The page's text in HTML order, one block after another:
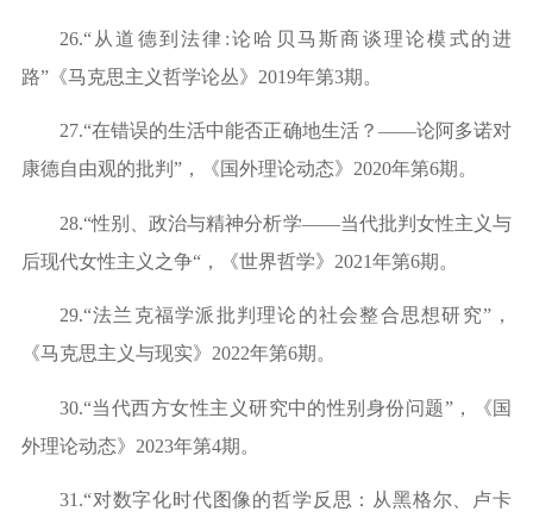
26.“从道德到法律:论哈贝马斯商谈理论模式的进
路”《马克思主义哲学论丛》2019年第3期。
27.“在错误的生活中能否正确地生活？——论阿多诺对
康德自由观的批判”，《国外理论动态》2020年第6期。
28.“性别、政治与精神分析学——当代批判女性主义与
后现代女性主义之争“，《世界哲学》2021年第6期。
29.“法兰克福学派批判理论的社会整合思想研究”，
《马克思主义与现实》2022年第6期。
30.“当代西方女性主义研究中的性别身份问题”，《国
外理论动态》2023年第4期。
31.“对数字化时代图像的哲学反思：从黑格尔、卢卡